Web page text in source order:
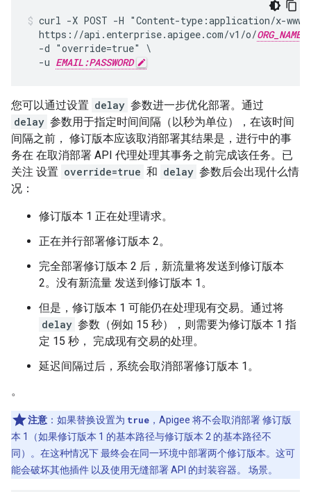
curl -X POST -H "Content-type:application/x-
  https://api.enterprise.apigee.com/v1/o/
ORG_NAME
  -d "override=true" \
  -u
EMAIL:PASSWORD
您可以通过设置 delay 参数进一步优化部署。通过
delay 参数用于指定时间间隔（以秒为单位），在该时间
间隔之前， 修订版本应该取消部署其结果是，进行中的事
务在 在取消部署 API 代理处理其事务之前完成该任务。已
关注 设置 override=true 和 delay 参数后会出现什么情
况：
修订版本 1 正在处理请求。
正在并行部署修订版本 2。
完全部署修订版本 2 后，新流量将发送到修订版本
2。没有新流量 发送到修订版本 1。
但是，修订版本 1 可能仍在处理现有交易。通过将
delay 参数（例如 15 秒），则需要为修订版本 1 指
定 15 秒， 完成现有交易的处理。
延迟间隔过后，系统会取消部署修订版本 1。
。
注意 ：如果替换设置为 true ，Apigee 将不会取消部署 修订版
本 1（如果修订版本 1 的基本路径与修订版本 2 的基本路径不
同）。在这种情况下 最终会在同一环境中部署两个修订版本。这可
能会破坏其他插件 以及使用无缝部署 API 的封装容器。 场景。